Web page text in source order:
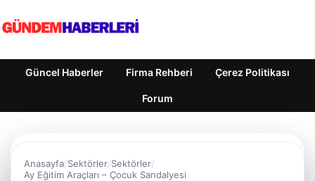
Güncel Haberler Firma Rehberi Çerez Politikası
Forum
Anasayfa Sektörler Sektörler
Ay Eğitim Araçları – Çocuk Sandalyesi